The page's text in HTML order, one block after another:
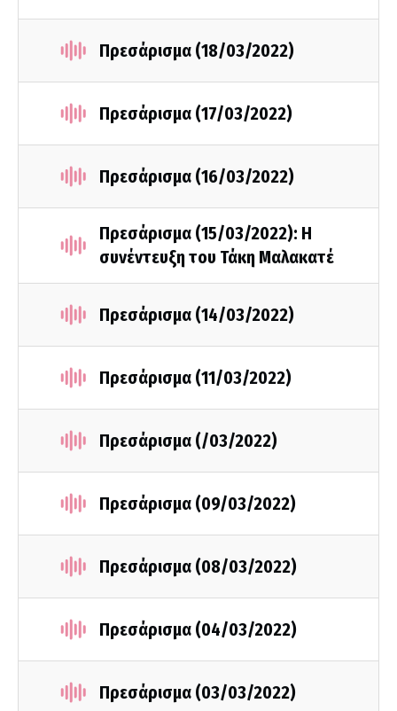
Πρεσάρισμα (18/03/2022)
Πρεσάρισμα (17/03/2022)
Πρεσάρισμα (16/03/2022)
Πρεσάρισμα (15/03/2022): Η
συνέντευξη του Τάκη Μαλακατέ
Πρεσάρισμα (14/03/2022)
Πρεσάρισμα (11/03/2022)
Πρεσάρισμα (/03/2022)
Πρεσάρισμα (09/03/2022)
Πρεσάρισμα (08/03/2022)
Πρεσάρισμα (04/03/2022)
Πρεσάρισμα (03/03/2022)